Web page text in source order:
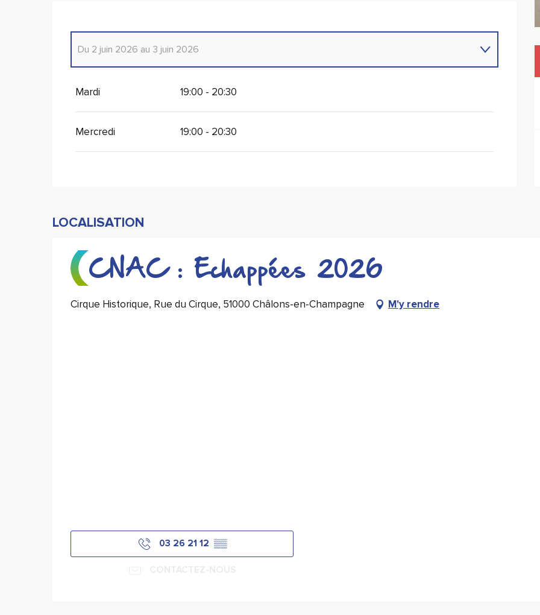
Du 2 juin 2026 au 3 juin 2026
Mardi 19:00 - 20:30
Mercredi 19:00 - 20:30
LOCALISATION
CNAC : Echappées 2026
Cirque Historique, Rue du Cirque, 51000 Châlons-en-Champagne M'y rendre
03 26 21 12 ▒▒